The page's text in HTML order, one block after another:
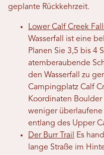
geplante Rückkehrzeit.
Lower Calf Creek
Wasserfall ist eine
Planen Sie 3,5 bis 4
atemberaubende
den Wasserfall zu
Campingplatz Calf
Koordinaten
weniger
entlang des Upper
Der Burr Trail Es
lange Straße im